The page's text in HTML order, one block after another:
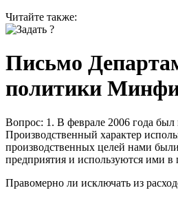
Читайте также:
Письмо
политики
Вопрос: 1. В феврале 2006 года был
Производственный характер
производственных целей нами
предприятия и используются ими в
Правомерно ли исключать из